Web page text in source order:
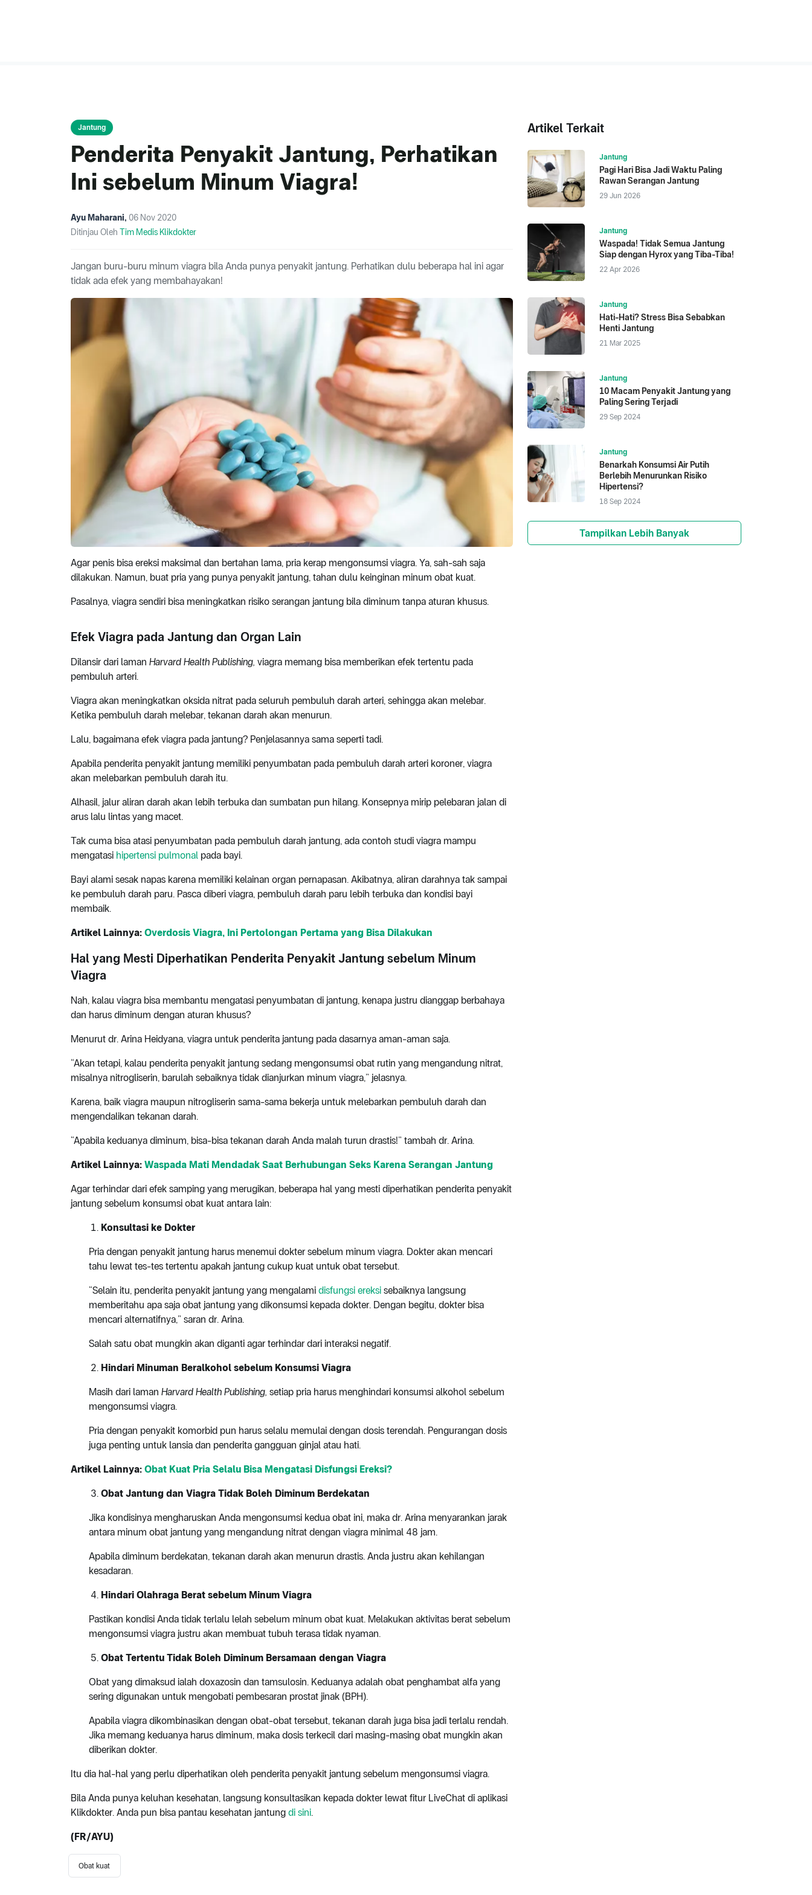
Jantung
Penderita Penyakit Jantung, Perhatikan
Ini sebelum Minum Viagra!
Ayu Maharani, 06 Nov 2020
Ditinjau Oleh Tim Medis Klikdokter
Jangan buru-buru minum viagra bila Anda punya penyakit jantung. Perhatikan dulu beberapa hal ini agar
tidak ada efek yang membahayakan!
Agar penis bisa ereksi maksimal dan bertahan lama, pria kerap mengonsumsi viagra. Ya, sah-sah saja
dilakukan. Namun, buat pria yang punya penyakit jantung, tahan dulu keinginan minum obat kuat.
Pasalnya, viagra sendiri bisa meningkatkan risiko serangan jantung bila diminum tanpa aturan khusus.
Efek Viagra pada Jantung dan Organ Lain
Dilansir dari laman Harvard Health Publishing, viagra memang bisa memberikan efek tertentu pada
pembuluh arteri.
Viagra akan meningkatkan oksida nitrat pada seluruh pembuluh darah arteri, sehingga akan melebar.
Ketika pembuluh darah melebar, tekanan darah akan menurun.
Lalu, bagaimana efek viagra pada jantung? Penjelasannya sama seperti tadi.
Apabila penderita penyakit jantung memiliki penyumbatan pada pembuluh darah arteri koroner, viagra
akan melebarkan pembuluh darah itu.
Alhasil, jalur aliran darah akan lebih terbuka dan sumbatan pun hilang. Konsepnya mirip pelebaran jalan di
arus lalu lintas yang macet.
Tak cuma bisa atasi penyumbatan pada pembuluh darah jantung, ada contoh studi viagra mampu
mengatasi hipertensi pulmonal pada bayi.
Bayi alami sesak napas karena memiliki kelainan organ pernapasan. Akibatnya, aliran darahnya tak sampai
ke pembuluh darah paru. Pasca diberi viagra, pembuluh darah paru lebih terbuka dan kondisi bayi
membaik.
Artikel Lainnya: Overdosis Viagra, Ini Pertolongan Pertama yang Bisa Dilakukan
Hal yang Mesti Diperhatikan Penderita Penyakit Jantung sebelum Minum
Viagra
Nah, kalau viagra bisa membantu mengatasi penyumbatan di jantung, kenapa justru dianggap berbahaya
dan harus diminum dengan aturan khusus?
Menurut dr. Arina Heidyana, viagra untuk penderita jantung pada dasarnya aman-aman saja.
“Akan tetapi, kalau penderita penyakit jantung sedang mengonsumsi obat rutin yang mengandung nitrat,
misalnya nitrogliserin, barulah sebaiknya tidak dianjurkan minum viagra,” jelasnya.
Karena, baik viagra maupun nitrogliserin sama-sama bekerja untuk melebarkan pembuluh darah dan
mengendalikan tekanan darah.
“Apabila keduanya diminum, bisa-bisa tekanan darah Anda malah turun drastis!” tambah dr. Arina.
Artikel Lainnya: Waspada Mati Mendadak Saat Berhubungan Seks Karena Serangan Jantung
Agar terhindar dari efek samping yang merugikan, beberapa hal yang mesti diperhatikan penderita penyakit
jantung sebelum konsumsi obat kuat antara lain:
Konsultasi ke Dokter
Pria dengan penyakit jantung harus menemui dokter sebelum minum viagra. Dokter akan mencari
tahu lewat tes-tes tertentu apakah jantung cukup kuat untuk obat tersebut.
“Selain itu, penderita penyakit jantung yang mengalami disfungsi ereksi sebaiknya langsung
memberitahu apa saja obat jantung yang dikonsumsi kepada dokter. Dengan begitu, dokter bisa
mencari alternatifnya,” saran dr. Arina.
Salah satu obat mungkin akan diganti agar terhindar dari interaksi negatif.
Hindari Minuman Beralkohol sebelum Konsumsi Viagra
Masih dari laman Harvard Health Publishing, setiap pria harus menghindari konsumsi alkohol sebelum
mengonsumsi viagra.
Pria dengan penyakit komorbid pun harus selalu memulai dengan dosis terendah. Pengurangan dosis
juga penting untuk lansia dan penderita gangguan ginjal atau hati.
Artikel Lainnya: Obat Kuat Pria Selalu Bisa Mengatasi Disfungsi Ereksi?
Obat Jantung dan Viagra Tidak Boleh Diminum Berdekatan
Jika kondisinya mengharuskan Anda mengonsumsi kedua obat ini, maka dr. Arina menyarankan jarak
antara minum obat jantung yang mengandung nitrat dengan viagra minimal 48 jam.
Apabila diminum berdekatan, tekanan darah akan menurun drastis. Anda justru akan kehilangan
kesadaran.
Hindari Olahraga Berat sebelum Minum Viagra
Pastikan kondisi Anda tidak terlalu lelah sebelum minum obat kuat. Melakukan aktivitas berat sebelum
mengonsumsi viagra justru akan membuat tubuh terasa tidak nyaman.
Obat Tertentu Tidak Boleh Diminum Bersamaan dengan Viagra
Obat yang dimaksud ialah doxazosin dan tamsulosin. Keduanya adalah obat penghambat alfa yang
sering digunakan untuk mengobati pembesaran prostat jinak (BPH).
Apabila viagra dikombinasikan dengan obat-obat tersebut, tekanan darah juga bisa jadi terlalu rendah.
Jika memang keduanya harus diminum, maka dosis terkecil dari masing-masing obat mungkin akan
diberikan dokter.
Itu dia hal-hal yang perlu diperhatikan oleh penderita penyakit jantung sebelum mengonsumsi viagra.
Bila Anda punya keluhan kesehatan, langsung konsultasikan kepada dokter lewat fitur LiveChat di aplikasi
Klikdokter. Anda pun bisa pantau kesehatan jantung di sini.
(FR/AYU)
Obat kuat
Artikel Terkait
Jantung
Pagi Hari Bisa Jadi Waktu Paling
Rawan Serangan Jantung
29 Jun 2026
Jantung
Waspada! Tidak Semua Jantung
Siap dengan Hyrox yang Tiba-Tiba!
22 Apr 2026
Jantung
Hati-Hati? Stress Bisa Sebabkan
Henti Jantung
21 Mar 2025
Jantung
10 Macam Penyakit Jantung yang
Paling Sering Terjadi
29 Sep 2024
Jantung
Benarkah Konsumsi Air Putih
Berlebih Menurunkan Risiko
Hipertensi?
18 Sep 2024
Tampilkan Lebih Banyak